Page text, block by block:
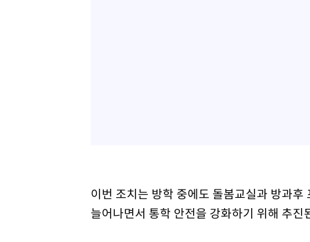
이번 조치는 방학 중에도 돌봄교실과 방과
늘어나면서 통학 안전을 강화하기 위해 추진